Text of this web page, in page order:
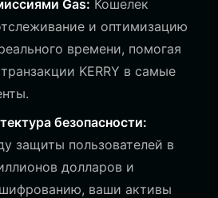
Gas: Кошелек
и оптимизацию
времени, помогая
KERRY в самые
безопасности:
защиты пользователей в
долларов и
ваши активы